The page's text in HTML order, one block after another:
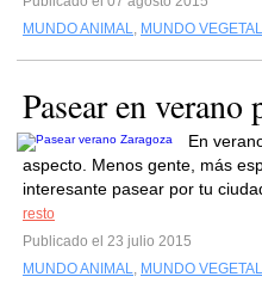
MUNDO ANIMAL, MUNDO VEGETAL
Pasear en verano
En
aspecto. Menos gente, más
interesante pasear por tu
resto
Publicado el 23 julio 2015
MUNDO ANIMAL, MUNDO VEGETAL